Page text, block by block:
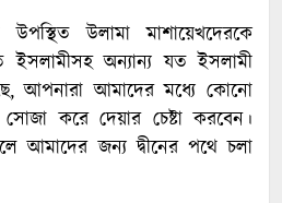
উলামা মাশায়েখদেরকে
ইসলামীসহ অন্যান্য যত ইসলামী
আপনারা আমাদের মধ্যে কোনো
করে দেয়ার চেষ্টা করবেন।
আমাদের জন্য দ্বীনের পথে চলা